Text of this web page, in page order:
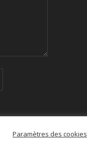
Mentions légales
Paramètres des cookies